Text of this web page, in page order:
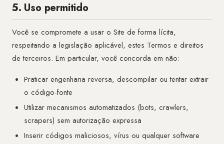
5. Uso permitido
Você se compromete a usar o Site de forma lícita,
respeitando a legislação aplicável, estes Termos e direitos
de terceiros. Em particular, você concorda em não:
Praticar engenharia reversa, descompilar ou tentar extrair
o código-fonte
Utilizar mecanismos automatizados (bots, crawlers,
scrapers) sem autorização expressa
Inserir códigos maliciosos, vírus ou qualquer software